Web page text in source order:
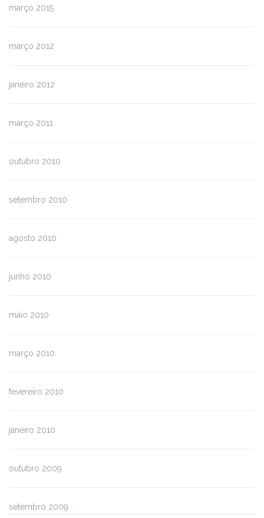
março 2015
março 2012
janeiro 2012
março 2011
outubro 2010
setembro 2010
agosto 2010
junho 2010
maio 2010
março 2010
fevereiro 2010
janeiro 2010
outubro 2009
setembro 2009